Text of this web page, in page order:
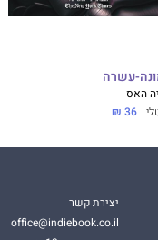
עשרה
האס
36 ₪
יצירת קשר
office@indiebook.co.il